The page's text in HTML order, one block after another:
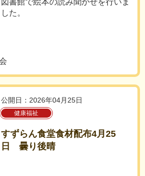
図書館で絵本の読み聞かせを行いま
した。
公開日：2026年04月25日
健康福祉
すずらん食堂食材配布4月25
日 曇り後晴